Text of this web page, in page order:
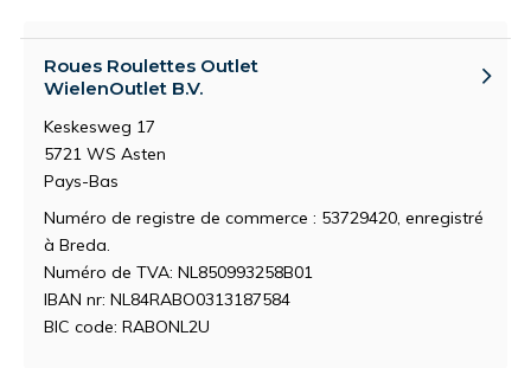
Roues Roulettes Outlet
WielenOutlet B.V.
Keskesweg 17
5721 WS Asten
Pays-Bas
Numéro de registre de commerce : 53729420, enregistré
à Breda.
Numéro de TVA: NL850993258B01
IBAN nr: NL84RABO0313187584
BIC code: RABONL2U